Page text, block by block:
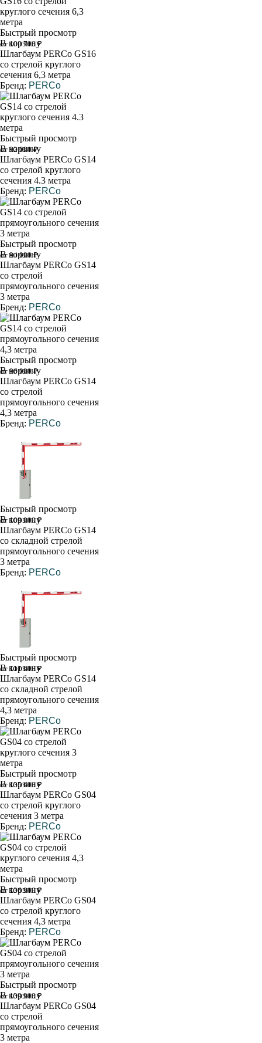
Быстрый просмотр
В корзину
от 100 700 ₽
Шлагбаум PERCo GS16
со стрелой круглого
сечения 6,3 метра
Бренд: PERCo
Быстрый просмотр
В корзину
от 92 000 ₽
Шлагбаум PERCo GS14
со стрелой круглого
сечения 4.3 метра
Бренд: PERCo
Быстрый просмотр
В корзину
от 94 000 ₽
Шлагбаум PERCo GS14
со стрелой
прямоугольного сечения
3 метра
Бренд: PERCo
Быстрый просмотр
В корзину
от 96 000 ₽
Шлагбаум PERCo GS14
со стрелой
прямоугольного сечения
4,3 метра
Бренд: PERCo
Быстрый просмотр
В корзину
от 109 000 ₽
Шлагбаум PERCo GS14
со складной стрелой
прямоугольного сечения
3 метра
Бренд: PERCo
Быстрый просмотр
В корзину
от 111 000 ₽
Шлагбаум PERCo GS14
со складной стрелой
прямоугольного сечения
4,3 метра
Бренд: PERCo
Быстрый просмотр
В корзину
от 135 600 ₽
Шлагбаум PERCo GS04
со стрелой круглого
сечения 3 метра
Бренд: PERCo
Быстрый просмотр
В корзину
от 136 900 ₽
Шлагбаум PERCo GS04
со стрелой круглого
сечения 4,3 метра
Бренд: PERCo
Быстрый просмотр
В корзину
от 139 900 ₽
Шлагбаум PERCo GS04
со стрелой
прямоугольного сечения
3 метра